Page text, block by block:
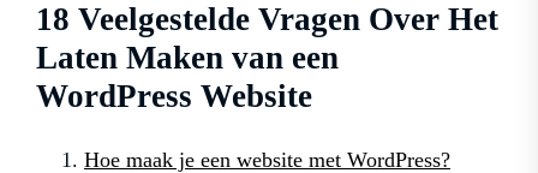
18 Veelgestelde Vragen Over Het
Laten Maken van een
WordPress Website
Hoe maak je een website met WordPress?